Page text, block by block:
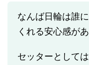
なんば日輪は誰
くれる安心感が
セッターとして